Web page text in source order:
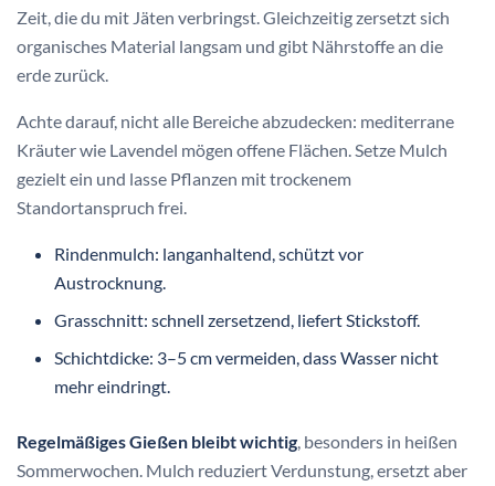
Zeit, die du mit Jäten verbringst. Gleichzeitig zersetzt sich
organisches Material langsam und gibt Nährstoffe an die
erde zurück.
Achte darauf, nicht alle Bereiche abzudecken: mediterrane
Kräuter wie Lavendel mögen offene Flächen. Setze Mulch
gezielt ein und lasse Pflanzen mit trockenem
Standortanspruch frei.
Rindenmulch: langanhaltend, schützt vor
Austrocknung.
Grasschnitt: schnell zersetzend, liefert Stickstoff.
Schichtdicke: 3–5 cm vermeiden, dass Wasser nicht
mehr eindringt.
Regelmäßiges Gießen bleibt wichtig, besonders in heißen
Sommerwochen. Mulch reduziert Verdunstung, ersetzt aber